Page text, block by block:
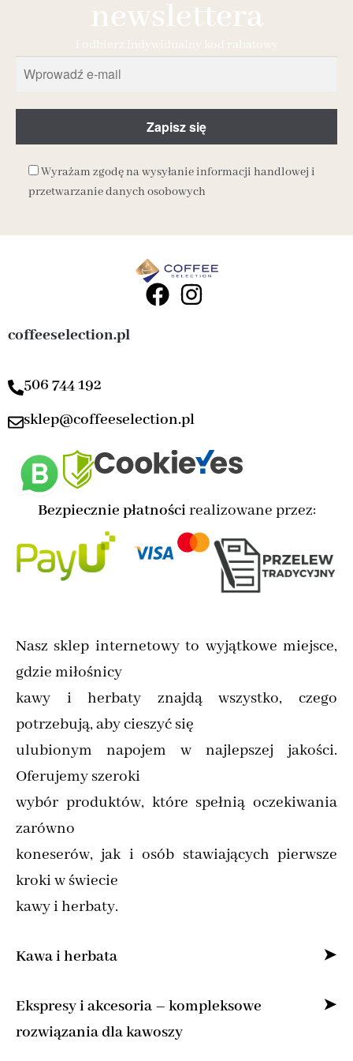
newslettera
i odbierz indywidualny kod rabatowy
Wyrażam zgodę na wysyłanie informacji handlowej i
przetwarzanie danych osobowych
coffeeselection.pl
506 744 192
sklep@coffeeselection.pl
Bezpiecznie płatnościrealizowane przez:
Nasz sklep internetowy to wyjątkowe miejsce,
gdzie miłośnicy
kawy i herbaty znajdą wszystko, czego
potrzebują, aby cieszyć się
ulubionym napojem w najlepszej jakości.
Oferujemy szeroki
wybór produktów, które spełnią oczekiwania
zarówno
koneserów, jak i osób stawiających pierwsze
kroki w świecie
kawy i herbaty.
Kawa i herbata
Specjalizujemy się w sprzedaży kawy ziarnistej
i mielonej online,
Ekspresy i akcesoria – kompleksowe
rozwiązania dla kawoszy